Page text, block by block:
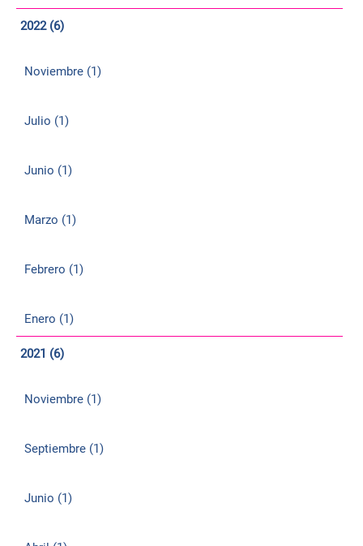
2022 (6)
Noviembre (1)
Julio (1)
Junio (1)
Marzo (1)
Febrero (1)
Enero (1)
2021 (6)
Noviembre (1)
Septiembre (1)
Junio (1)